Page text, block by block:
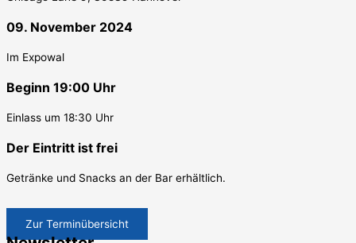
09. November 2024
Im Expowal
Beginn 19:00 Uhr
Einlass um 18:30 Uhr
Der Eintritt ist frei
Getränke und Snacks an der Bar erhältlich.
Zur Terminübersicht